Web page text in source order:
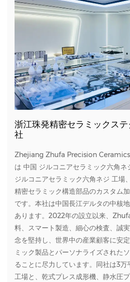
浙江珠発精密セラミックス
社
Zhejiang Zhufa Precision
は 中国 ジルコニアセラミック六角ネ
ジルコニアセラミック六角ネジ 工場
精密セラミック構造部品のカスタム
です。本社は中国長江デルタの中核
あります。2022年の設立以来、
料、スマート製造、細心の検査、誠
念を堅持し、世界中の産業顧客に安
ミック製品とパーソナライズされた
ることに尽力しています。同社は3
工場と、乾式プレス成形機、静水圧